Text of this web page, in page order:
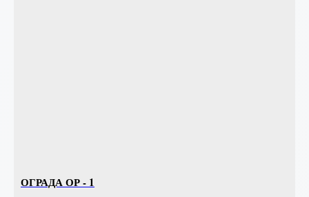
ОГРАДА ОР - 1